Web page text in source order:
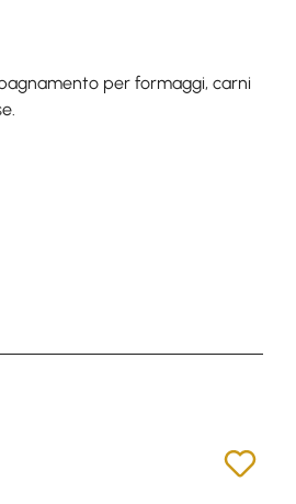
per formaggi, carni